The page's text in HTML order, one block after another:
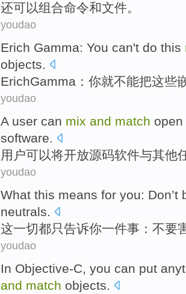
还可以组合命令和文件。
youdao
Erich Gamma: You can't do this
objects.
ErichGamma ： 你就不能把这些
youdao
A user can mix and match open
software.
用户可以将开放源码软件与其他
youdao
What this means for you: Don’t
neutrals.
这一切都只告诉你一件事：不要
youdao
In Objective-C you can put
and match objects